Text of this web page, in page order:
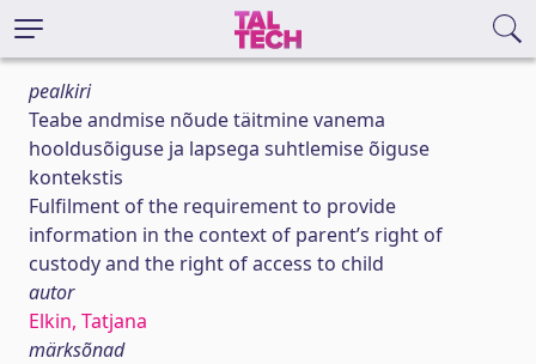
pealkiri
Teabe andmise nõude täitmine vanema
hooldusõiguse ja lapsega suhtlemise õiguse
kontekstis
Fulfilment of the requirement to provide
information in the context of parent’s right of
custody and the right of access to child
autor
Elkin, Tatjana
märksõnad